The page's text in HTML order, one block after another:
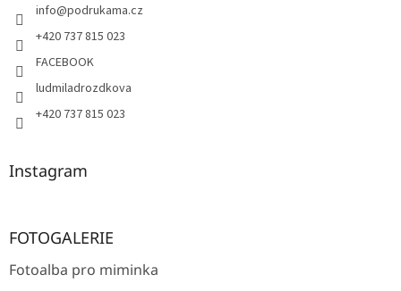
info@podrukama.cz
+420 737 815 023
FACEBOOK
ludmiladrozdkova
+420 737 815 023
Instagram
FOTOGALERIE
Fotoalba pro miminka